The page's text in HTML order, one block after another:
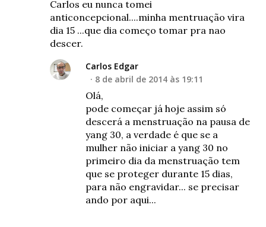
Carlos eu nunca tomei
anticoncepcional....minha mentruação vira
dia 15 ...que dia começo tomar pra nao
descer.
Carlos Edgar
8 de abril de 2014 às 19:11
Olá,
pode começar já hoje assim só
descerá a menstruação na pausa de
yang 30, a verdade é que se a
mulher não iniciar a yang 30 no
primeiro dia da menstruação tem
que se proteger durante 15 dias,
para não engravidar... se precisar
ando por aqui...